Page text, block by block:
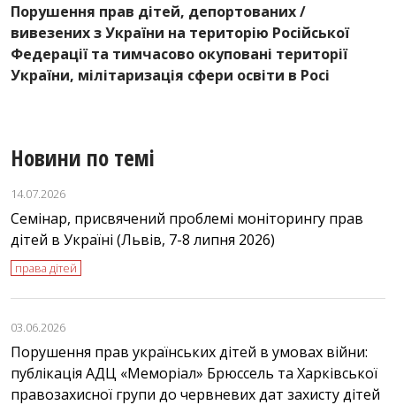
Порушення прав дітей, депортованих /
вивезених з України на територію Російської
Федерації та тимчасово окуповані території
України, мілітаризація сфери освіти в Росі
Новини по темі
14.07.2026
Семінар, присвячений проблемі моніторингу прав
дітей в Україні (Львiв, 7-8 липня 2026)
права дітей
03.06.2026
Порушення прав українських дітей в умовах війни:
публікація АДЦ «Меморіал» Брюссель та Харківської
правозахисної групи до червневих дат захисту дітей